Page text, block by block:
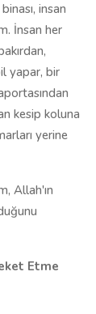
insan
İnsan her
yapar, bir
kesip koluna
yerine
Allah'ın
Etme